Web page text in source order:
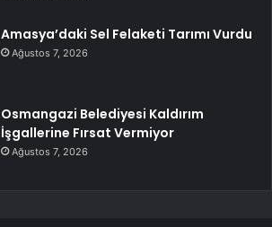
Amasya’daki Sel Felaketi Tarımı Vurdu
Ağustos 7, 2026
Osmangazi Belediyesi Kaldırım
İşgallerine Fırsat Vermiyor
Ağustos 7, 2026